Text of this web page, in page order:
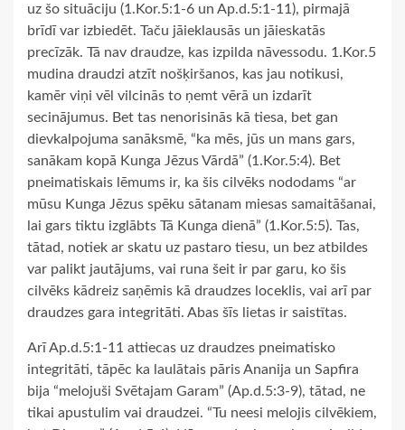
uz šo situāciju (1.Kor.5:1-6 un Ap.d.5:1-11), pirmajā
brīdī var izbiedēt. Taču jāieklausās un jāieskatās
precīzāk. Tā nav draudze, kas izpilda nāvessodu. 1.Kor.5
mudina draudzi atzīt nošķiršanos, kas jau notikusi,
kamēr viņi vēl vilcinās to ņemt vērā un izdarīt
secinājumus. Bet tas nenorisinās kā tiesa, bet gan
dievkalpojuma sanāksmē, “ka mēs, jūs un mans gars,
sanākam kopā Kunga Jēzus Vārdā” (1.Kor.5:4). Bet
pneimatiskais lēmums ir, ka šis cilvēks nododams “ar
mūsu Kunga Jēzus spēku sātanam miesas samaitāšanai,
lai gars tiktu izglābts Tā Kunga dienā” (1.Kor.5:5). Tas,
tātad, notiek ar skatu uz pastaro tiesu, un bez atbildes
var palikt jautājums, vai runa šeit ir par garu, ko šis
cilvēks kādreiz saņēmis kā draudzes loceklis, vai arī par
draudzes gara integritāti. Abas šīs lietas ir saistītas.
Arī Ap.d.5:1-11 attiecas uz draudzes pneimatisko
integritāti, tāpēc ka laulātais pāris Ananija un Sapfira
bija “melojuši Svētajam Garam” (Ap.d.5:3-9), tātad, ne
tikai apustulim vai draudzei. “Tu neesi melojis cilvēkiem,